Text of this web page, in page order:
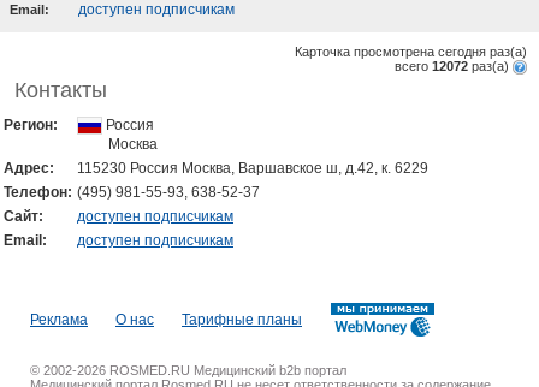
Email: доступен подписчикам
Карточка просмотрена сегодня раз(a)
всего 12072 раз(a)
Контакты
Регион:
Россия
Москва
Адрес:
115230 Россия Москва, Варшавское ш, д.42, к. 6229
Телефон: (495) 981-55-93, 638-52-37
Cайт:
доступен подписчикам
Email:
доступен подписчикам
Реклама О нас Тарифные планы
© 2002-2026 ROSMED.RU Медицинский b2b портал